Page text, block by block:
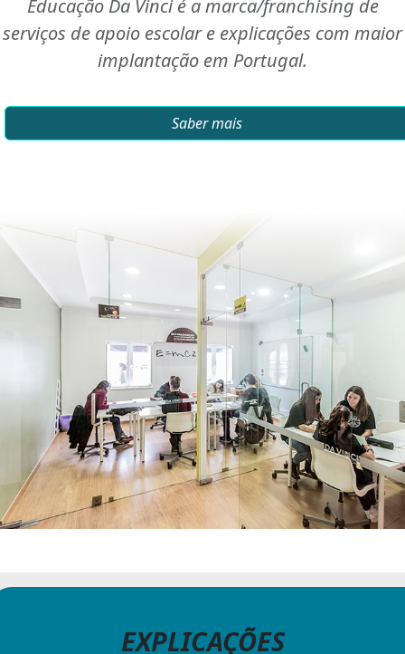
Educação Da Vinci é a marca/franchising de
serviços de apoio escolar e explicações com maior
implantação em Portugal.
Saber mais
EXPLICAÇÕES